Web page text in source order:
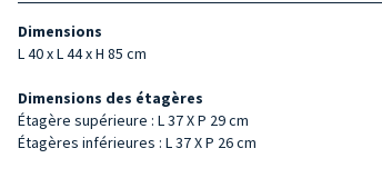
Dimensions
L 40 x L 44 x H 85 cm
Dimensions des étagères
Étagère supérieure : L 37 X P 29 cm
Étagères inférieures : L 37 X P 26 cm